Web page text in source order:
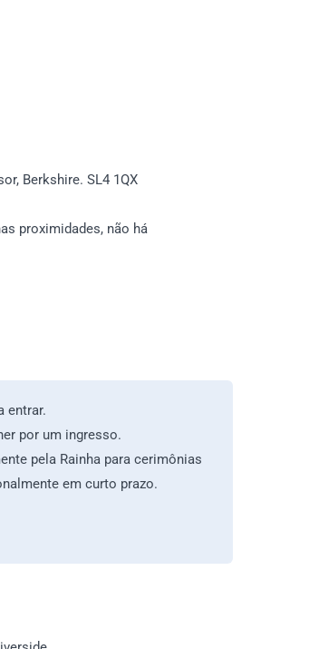
Berkshire. SL4 1QX
proximidades, não há
entrar.
por um ingresso.
pela Rainha para cerimônias
em curto prazo.